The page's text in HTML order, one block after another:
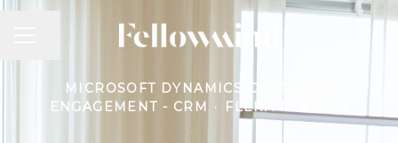
MICROSOFT DYNAMICS CUSTOMER
ENGAGEMENT - CRM
· FLERA PLATSER